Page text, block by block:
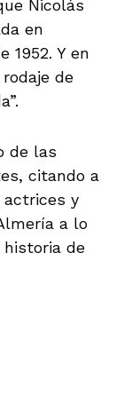
Nicolás
en
1952. Y en
de
de las
citando a
actrices y
a lo
de